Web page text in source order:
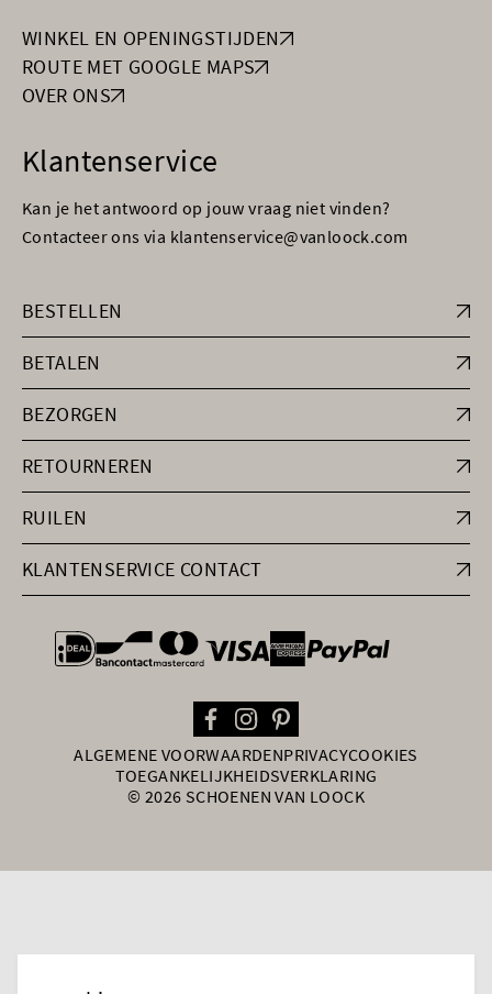
WINKEL EN OPENINGSTIJDEN
ROUTE MET GOOGLE MAPS
OVER ONS
Klantenservice
Kan je het antwoord op jouw vraag niet vinden?
Contacteer ons via klantenservice@vanloock.com
BESTELLEN
BETALEN
BEZORGEN
RETOURNEREN
RUILEN
KLANTENSERVICE CONTACT
general.paymentOptions
ALGEMENE VOORWAARDENPRIVACYCOOKIES
TOEGANKELIJKHEIDSVERKLARING
© 2026 SCHOENEN VAN LOOCK